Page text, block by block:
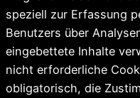
speziell zur Erfassung
Benutzers über
eingebettete Inhalte
nicht erforderliche
obligatorisch, die